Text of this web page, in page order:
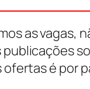
as vagas,
ofertas é por